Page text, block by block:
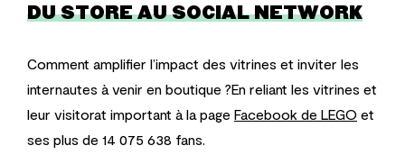
DU STORE AU SOCIAL NETWORK
Comment amplifier l’impact des vitrines et inviter les
internautes à venir en boutique ?En reliant les vitrines et
leur visitorat important à la page Facebook de LEGO et
ses plus de 14 075 638 fans.